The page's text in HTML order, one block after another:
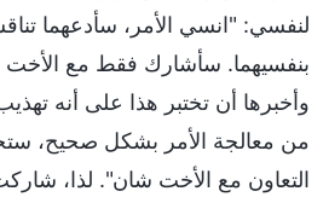
لنفسي: "انسي الأمر، سأدعهما
بنفسيهما. سأشارك فقط مع الأخت
وأخبرها أن تختبر هذا على أنه
من معالجة الأمر بشكل صحيح،
التعاون مع الأخت شان". لذا،